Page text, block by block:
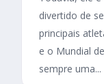
divertido de
principais
e o Mundial
sempre uma...